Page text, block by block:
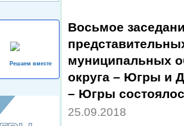
Решаем вместе
Восьмое
муниципальных
округа – Югры и
– Югры
25.09.2018